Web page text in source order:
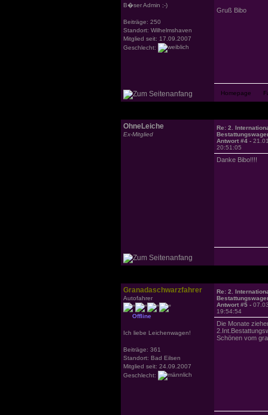
B�ser Admin ;-)
Beiträge: 250
Standort: Wilhelmshaven
Mitglied seit: 17.09.2007
Geschlecht:
Gruß Bibo
OhneLeiche
Ex-Mitglied
Re: 2.
Antwort #4 -
20:51:05
Danke Bibo!!!!
Granadaschwarzfahrer
Autofahrer
Offline
Ich liebe Leichenwagen!
Beiträge: 361
Standort: Bad Eilsen
Mitglied seit: 24.09.2007
Geschlecht:
Re: 2.
Antwort #5 -
19:54:54
Die Monate
Schönen vom